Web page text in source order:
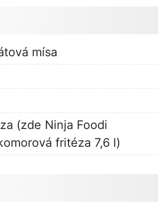
mísa
(zde Ninja Foodi
fritéza 7,6 l)